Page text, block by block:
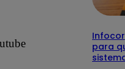
para